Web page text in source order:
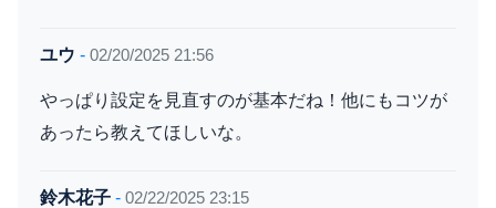
ユウ - 02/20/2025 21:56
やっぱり設定を見直すのが基本だね！他にもコツが
あったら教えてほしいな。
鈴木花子 - 02/22/2025 23:15